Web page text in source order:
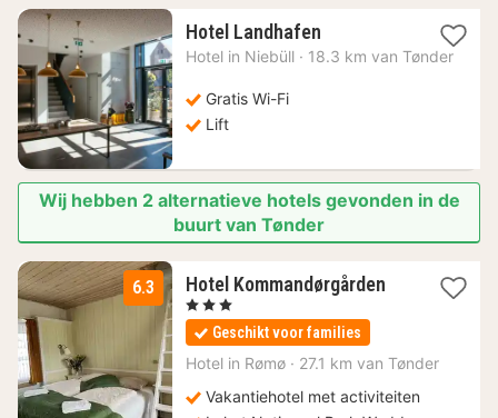
Hotel Landhafen1
nacht
Hotel in Niebüll · 18.3 km van Tønder
Gratis Wi-Fi
Lift
Wij hebben 2 alternatieve hotels gevonden in de
buurt van Tønder
6.3 Hotel Kommandørgården1
€
, 3 Sterren
Geschikt voor families
Hotel in Rømø · 27.1 km van Tønder
Vakantiehotel met activiteiten